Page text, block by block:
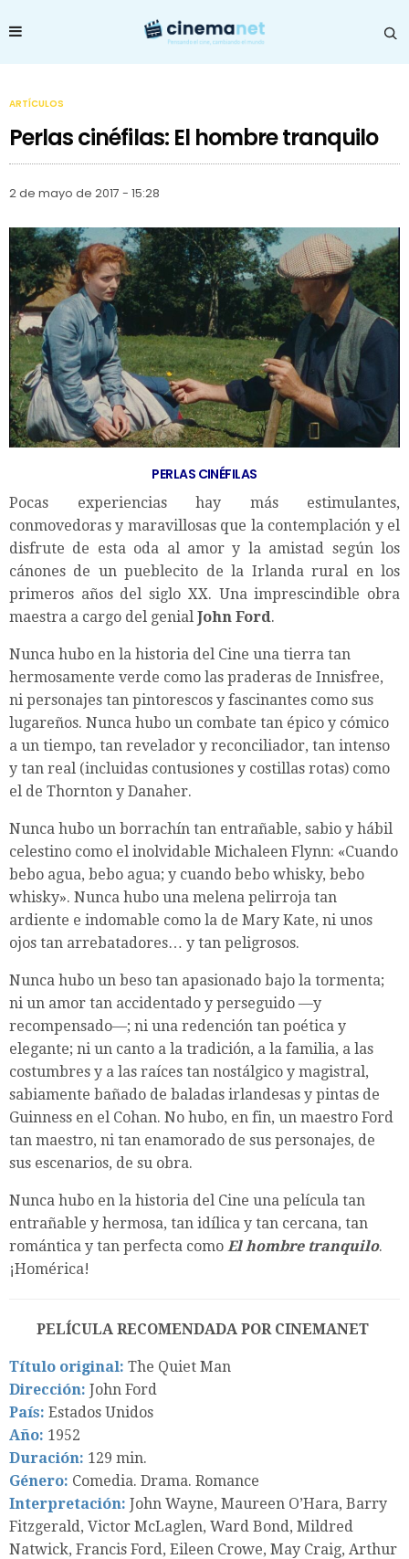
ARTÍCULOS
Perlas cinéfilas: El hombre tranquilo
2 de mayo de 2017 - 15:28
PERLAS CINÉFILAS
Pocas experiencias hay más estimulantes,
conmovedoras y maravillosas que la contemplación y el
disfrute de esta oda al amor y la amistad según los
cánones de un pueblecito de la Irlanda rural en los
primeros años del siglo XX. Una imprescindible obra
maestra a cargo del genial John Ford.
Nunca hubo en la historia del Cine una tierra tan
hermosamente verde como las praderas de Innisfree,
ni personajes tan pintorescos y fascinantes como sus
lugareños. Nunca hubo un combate tan épico y cómico
a un tiempo, tan revelador y reconciliador, tan intenso
y tan real (incluidas contusiones y costillas rotas) como
el de Thornton y Danaher.
Nunca hubo un borrachín tan entrañable, sabio y hábil
celestino como el inolvidable Michaleen Flynn: «Cuando
bebo agua, bebo agua; y cuando bebo whisky, bebo
whisky». Nunca hubo una melena pelirroja tan
ardiente e indomable como la de Mary Kate, ni unos
ojos tan arrebatadores… y tan peligrosos.
Nunca hubo un beso tan apasionado bajo la tormenta;
ni un amor tan accidentado y perseguido —y
recompensado—; ni una redención tan poética y
elegante; ni un canto a la tradición, a la familia, a las
costumbres y a las raíces tan nostálgico y magistral,
sabiamente bañado de baladas irlandesas y pintas de
Guinness en el Cohan. No hubo, en fin, un maestro Ford
tan maestro, ni tan enamorado de sus personajes, de
sus escenarios, de su obra.
Nunca hubo en la historia del Cine una película tan
entrañable y hermosa, tan idílica y tan cercana, tan
romántica y tan perfecta como El hombre tranquilo.
¡Homérica!
PELÍCULA RECOMENDADA POR CINEMANET
Título original: The Quiet Man
Dirección: John Ford
País: Estados Unidos
Año: 1952
Duración: 129 min.
Género: Comedia. Drama. Romance
Interpretación: John Wayne, Maureen O’Hara, Barry
Fitzgerald, Victor McLaglen, Ward Bond, Mildred
Natwick, Francis Ford, Eileen Crowe, May Craig, Arthur